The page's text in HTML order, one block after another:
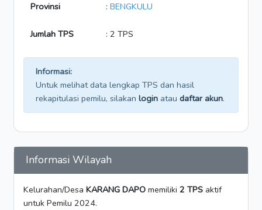
Provinsi : BENGKULU
Jumlah TPS : 2 TPS
Informasi:
Untuk melihat data lengkap TPS dan hasil
rekapitulasi pemilu, silakan login atau daftar akun.
Informasi Wilayah
Kelurahan/Desa KARANG DAPO memiliki 2 TPS aktif
untuk Pemilu 2024.